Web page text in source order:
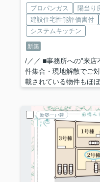
プロパンガス
陽当り
建設住宅性能評価書付
システムキッチン
新築
/／／ ■事務所への”来店
件集合・現地解散でご
載されている物件もほ
新築一戸建